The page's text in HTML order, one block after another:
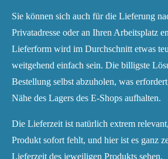
Sie können sich auch für die Lieferung
Privatadresse oder an Ihren Arbeitsplatz
Lieferform wird im Durchschnitt etwas
weitgehend einfach sein. Die billigste
Bestellung selbst abzuholen, was
Nähe des Lagers des E-Shops aufhalten.
Die Lieferzeit ist natürlich extrem
Produkt sofort fehlt, und hier ist es ganz
Lieferzeit des jeweiligen Produkts sehen.